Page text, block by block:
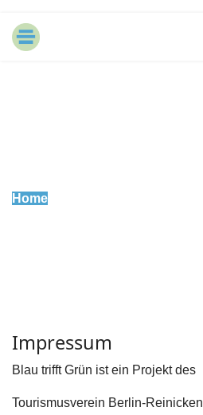
Home
Impressum
Blau trifft Grün ist ein Projekt des
Tourismusverein Berlin-